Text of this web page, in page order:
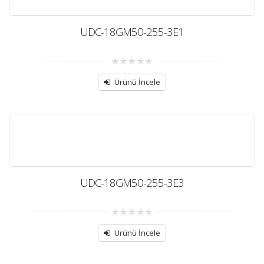
UDC-18GM50-255-3E1
0
out
of
Ürünü İncele
UDC-18GM50-255-3E3
0
out
of
Ürünü İncele